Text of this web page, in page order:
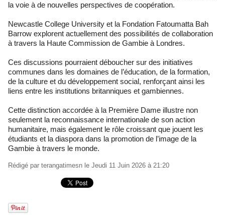
la voie à de nouvelles perspectives de coopération.
Newcastle College University et la Fondation Fatoumatta Bah
Barrow explorent actuellement des possibilités de collaboration
à travers la Haute Commission de Gambie à Londres.
Ces discussions pourraient déboucher sur des initiatives
communes dans les domaines de l’éducation, de la formation,
de la culture et du développement social, renforçant ainsi les
liens entre les institutions britanniques et gambiennes.
Cette distinction accordée à la Première Dame illustre non
seulement la reconnaissance internationale de son action
humanitaire, mais également le rôle croissant que jouent les
étudiants et la diaspora dans la promotion de l’image de la
Gambie à travers le monde.
Rédigé par terangatimesn le Jeudi 11 Juin 2026 à 21:20